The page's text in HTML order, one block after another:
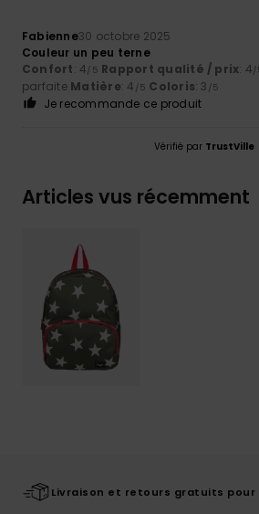
Fabienne30 octobre 2025
Couleur un peu terne
Confort: 4/5 Rapport qualité / prix: 4/
parfaite Matière: 4 /5 Coloris: 3 /5
Je recommande ce produit
Vérifié par TrustVille
Articles vus récemment
Livraison et retours gratuits pour